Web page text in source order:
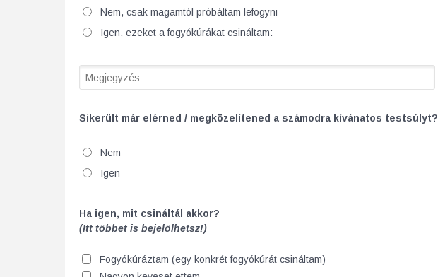
Nem, csak magamtól próbáltam lefogyni
Igen, ezeket a fogyókúrákat csináltam:
Sikerült már elérned / megközelítened a számodra kívánatos testsúlyt?
Nem
Igen
Ha igen, mit csináltál akkor?
(Itt többet is bejelölhetsz!)
Fogyókúráztam (egy konkrét fogyókúrát csináltam)